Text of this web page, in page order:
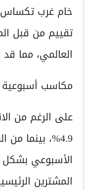
تقييم من قبل
العالمي، مما
مكاسب
على الرغم من
الأسبوعي
المشترين